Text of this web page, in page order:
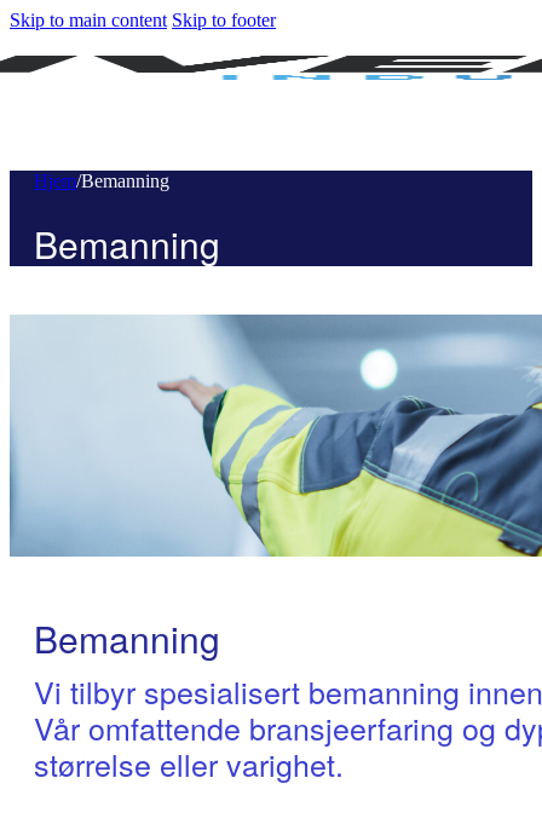
Skip to main content Skip to footer
Hjem/Bemanning
Bemanning
Bemanning
Vi tilbyr spesialisert bemanning
Vår omfattende bransjeerfaring og
størrelse eller varighet.